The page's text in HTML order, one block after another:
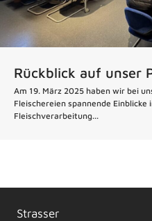
Rückblick auf unser
Am 19. März 2025 haben wir bei
Fleischereien spannende
Fleischverarbeitung...
Strasser